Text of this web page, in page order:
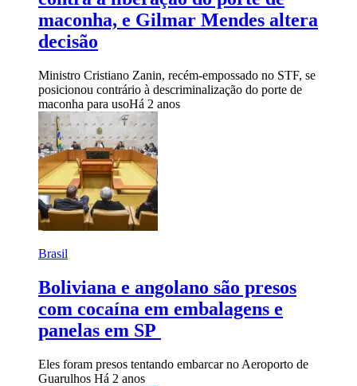
maconha, e Gilmar Mendes altera
decisão
Ministro Cristiano Zanin, recém-empossado no STF, se
posicionou contrário à descriminalização do porte de
maconha para usoHá 2 anos
Brasil
Boliviana e angolano são presos
com cocaína em embalagens e
panelas em SP
Eles foram presos tentando embarcar no Aeroporto de
Guarulhos Há 2 anos